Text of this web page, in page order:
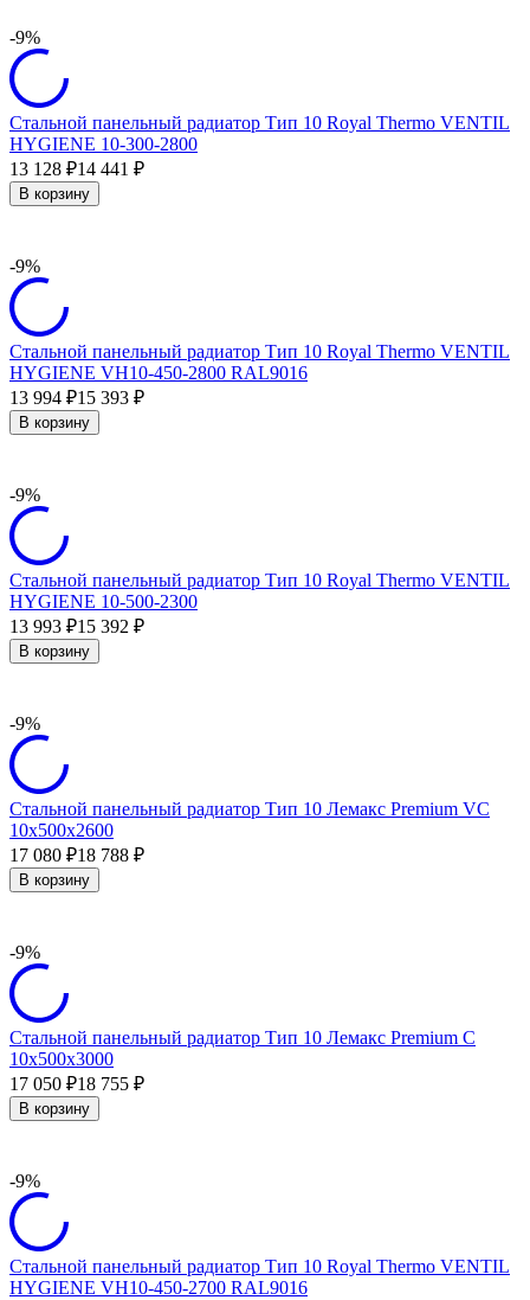
-9%
Стальной панельный радиатор Тип 10 Royal Thermo VENTIL
HYGIENE 10-300-2800
13 128 ₽14 441 ₽
В корзину
-9%
Стальной панельный радиатор Тип 10 Royal Thermo VENTIL
HYGIENE VH10-450-2800 RAL9016
13 994 ₽15 393 ₽
В корзину
-9%
Стальной панельный радиатор Тип 10 Royal Thermo VENTIL
HYGIENE 10-500-2300
13 993 ₽15 392 ₽
В корзину
-9%
Стальной панельный радиатор Тип 10 Лемакс Premium VC
10х500х2600
17 080 ₽18 788 ₽
В корзину
-9%
Стальной панельный радиатор Тип 10 Лемакс Premium C
10х500х3000
17 050 ₽18 755 ₽
В корзину
-9%
Стальной панельный радиатор Тип 10 Royal Thermo VENTIL
HYGIENE VH10-450-2700 RAL9016